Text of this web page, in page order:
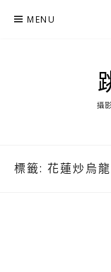
MENU
攝
標籤: 花蓮炒烏